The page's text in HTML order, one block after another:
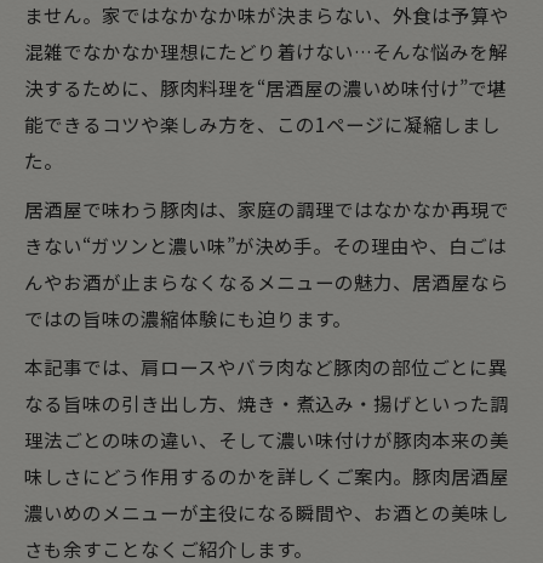
ません。家ではなかなか味が決まらない、外食は予算や
混雑でなかなか理想にたどり着けない…そんな悩みを解
決するために、豚肉料理を“居酒屋の濃いめ味付け”で堪
能できるコツや楽しみ方を、この1ページに凝縮しまし
た。
居酒屋で味わう豚肉は、家庭の調理ではなかなか再現で
きない“ガツンと濃い味”が決め手。その理由や、白ごは
んやお酒が止まらなくなるメニューの魅力、居酒屋なら
ではの旨味の濃縮体験にも迫ります。
本記事では、肩ロースやバラ肉など豚肉の部位ごとに異
なる旨味の引き出し方、焼き・煮込み・揚げといった調
理法ごとの味の違い、そして濃い味付けが豚肉本来の美
味しさにどう作用するのかを詳しくご案内。豚肉居酒屋
濃いめのメニューが主役になる瞬間や、お酒との美味し
さも余すことなくご紹介します。